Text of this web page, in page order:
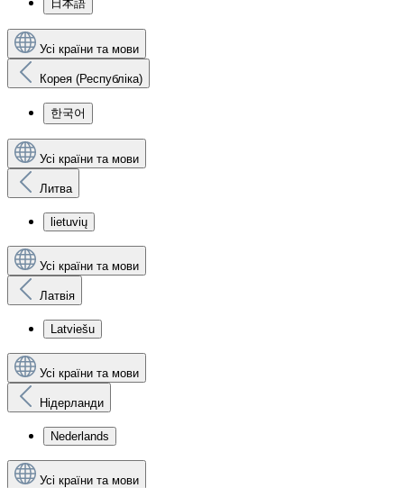
日本語
Усі країни та мови
Корея (Республіка)
한국어
Усі країни та мови
Литва
lietuvių
Усі країни та мови
Латвія
Latviešu
Усі країни та мови
Нідерланди
Nederlands
Усі країни та мови